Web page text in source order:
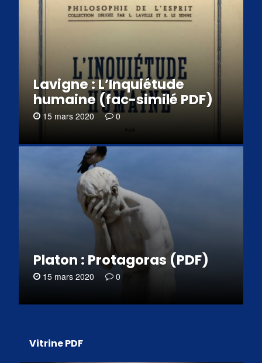
Lavigne : L’Inquiétude
humaine (fac-similé PDF)
15 mars 2020 0
Platon : Protagoras (PDF)
15 mars 2020 0
Vitrine PDF